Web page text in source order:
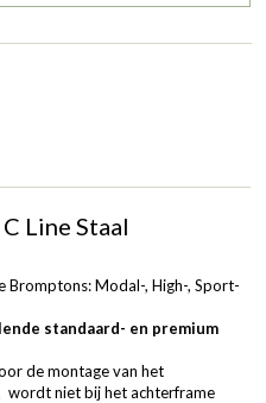
Line Staal
Bromptons: Modal-, High-, Sport-
standaard- en premium
de montage van het
wordt niet bij het achterframe